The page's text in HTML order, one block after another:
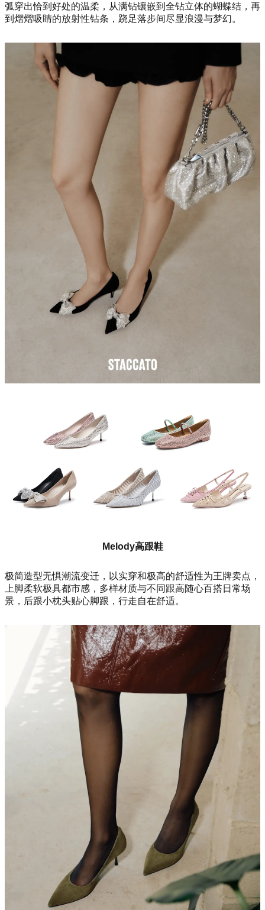
弧穿出恰到好处的温柔，从满钻镶嵌到全钻立体的蝴蝶结，再
到熠熠吸睛的放射性钻条，跷足落步间尽显浪漫与梦幻。
Melody高跟鞋
极简造型无惧潮流变迁，以实穿和极高的舒适性为王牌卖点，
上脚柔软极具都市感，多样材质与不同跟高随心百搭日常场
景，后跟小枕头贴心脚跟，行走自在舒适。